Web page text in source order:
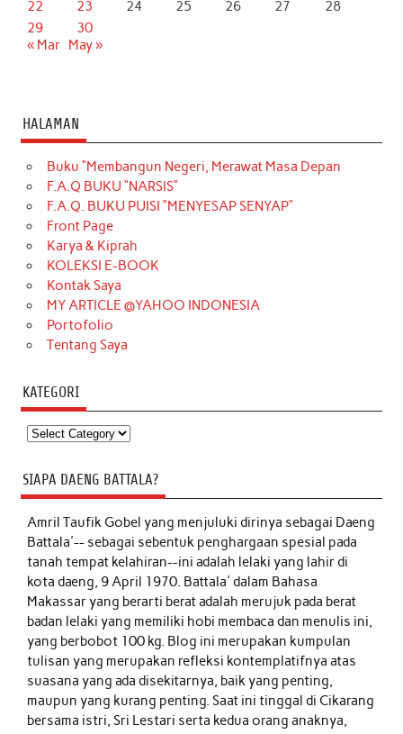
22
23 24 25 26 27
28
29
30
« Mar May »
HALAMAN
Buku “Membangun Negeri, Merawat Masa Depan
F.A.Q BUKU “NARSIS”
F.A.Q. BUKU PUISI “MENYESAP SENYAP”
Front Page
Karya & Kiprah
KOLEKSI E-BOOK
Kontak Saya
MY ARTICLE @YAHOO INDONESIA
Portofolio
Tentang Saya
KATEGORI
Kategori
SIAPA DAENG BATTALA?
Amril Taufik Gobelyang menjuluki dirinya sebagai Daeng
Battala'-- sebagai sebentuk penghargaan spesial pada
tanah tempat kelahiran--ini adalah lelaki yang lahir di
kota daeng, 9 April 1970. Battala' dalam Bahasa
Makassar yang berarti berat adalah merujuk pada berat
badan lelaki yang memiliki hobi membaca dan menulis ini,
yang berbobot 100 kg. Blog ini merupakan kumpulan
tulisan yang merupakan refleksi kontemplatifnya atas
suasana yang ada disekitarnya, baik yang penting,
maupun yang kurang penting. Saat ini tinggal di Cikarang
bersama istri, Sri Lestari serta kedua orang anaknya,